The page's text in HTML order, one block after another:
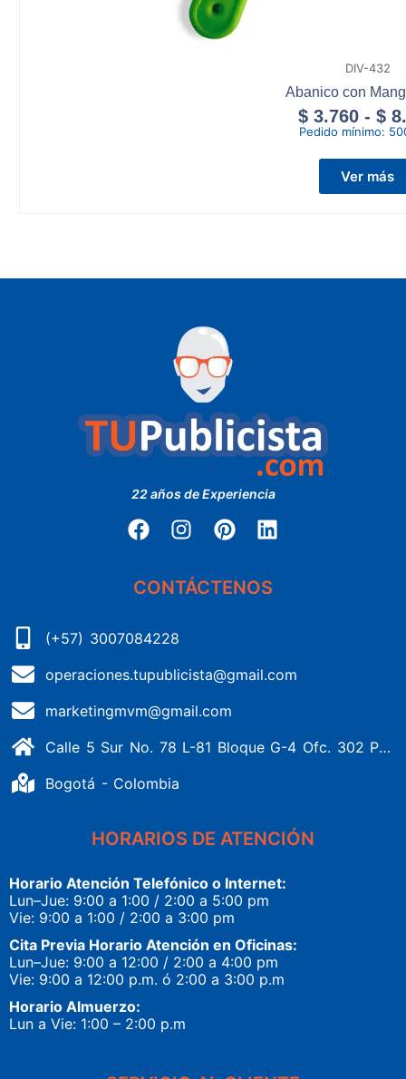
DIV-432
Abanico con
$ 3.760 - $
Pedido mínimo:
Ver más
22 años de Experiencia
CONTÁCTENOS
(+57) 3007084228
operaciones.tupublicista@gmail.com
marketingmvm@gmail.com
Calle 5 Sur No. 78 L-81 Bloque G-4 Ofc. 302 Portería 1 Banderas - Kennedy
Bogotá - Colombia
HORARIOS DE ATENCIÓN
Horario Atención Telefónico o Internet:
Lun–Jue: 9:00 a 1:00 / 2:00 a 5:00 pm
Vie: 9:00 a 1:00 / 2:00 a 3:00 pm
Cita Previa Horario Atención en Oficinas:
Lun–Jue: 9:00 a 12:00 / 2:00 a 4:00 pm
Vie: 9:00 a 12:00 p.m. ó 2:00 a 3:00 p.m
Horario Almuerzo:
Lun a Vie: 1:00 – 2:00 p.m